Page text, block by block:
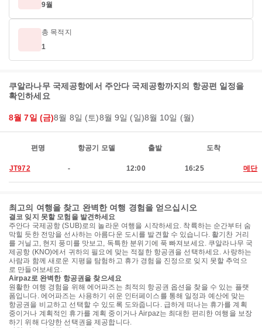
9월
총 목적지
1
쿠알라나무 국제공항에서 주안다 국제공항까지의 항공편 일정을
확인하세요
8월 7일 (금)8월 8일 (토)8월 9일 (일)8월 10일 (월)
편명 항공기 모델 출발 도착
JT972 - 12:00 16:25 메단
최고의 여행을 찾고 완벽한 여행 경험을 얻으십시오
결코 잊지 못할 모험을 발견하세요
주안다 국제공항 (SUB)로의 놀라운 여행을 시작하세요. 착륙하는 순간부터 숨
막힐 듯한 전망을 선사하는 아름다운 도시를 발견할 수 있습니다. 활기찬 거리
를 거닐고, 현지 풍미를 맛보고, 독특한 분위기에 푹 빠져보세요. 쿠알라나무 국
제공항 (KNO)에서 귀하의 필요에 맞는 적절한 항공권을 선택하세요. 사랑하는
사람과 함께 새로운 지평을 탐험하고 휴가 경험을 진정으로 잊지 못할 추억으
로 만들어보세요.
Airpaz로 완벽한 항공권을 찾으세요
원활한 여행 경험을 위해 에어파즈는 최적의 항공권 옵션을 찾을 수 있는 플랫
폼입니다. 에어파즈는 사용하기 쉬운 인터페이스를 통해 일정과 예산에 맞는
항공권을 비교하고 선택할 수 있도록 도와줍니다. 급하게 떠나는 휴가를 계획
중이거나 계획적인 휴가를 계획 중이거나 Airpaz는 최대한 편리한 여행을 보장
하기 위해 다양한 선택권을 제공합니다.